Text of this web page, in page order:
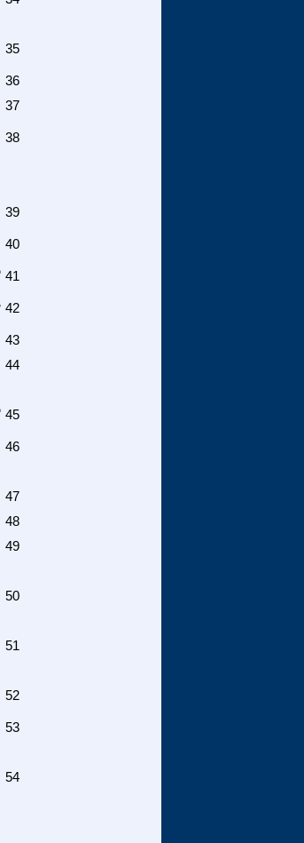
35
36
37
38
39
40
41
42
43
44
45
46
47
48
49
50
51
52
53
54